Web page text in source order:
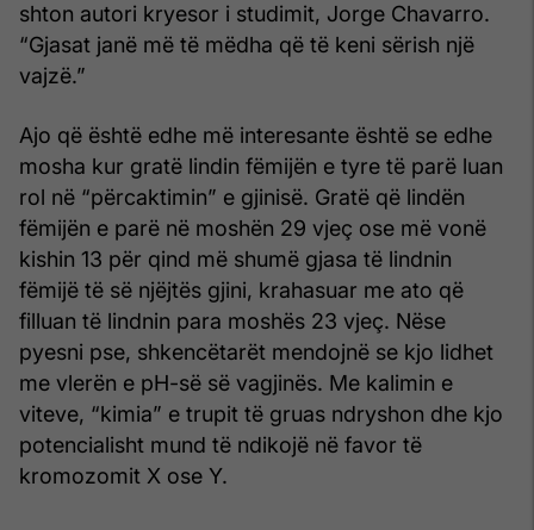
shton autori kryesor i studimit, Jorge Chavarro.
“Gjasat janë më të mëdha që të keni sërish një
vajzë.”
Ajo që është edhe më interesante është se edhe
mosha kur gratë lindin fëmijën e tyre të parë luan
rol në “përcaktimin” e gjinisë. Gratë që lindën
fëmijën e parë në moshën 29 vjeç ose më vonë
kishin 13 për qind më shumë gjasa të lindnin
fëmijë të së njëjtës gjini, krahasuar me ato që
filluan të lindnin para moshës 23 vjeç. Nëse
pyesni pse, shkencëtarët mendojnë se kjo lidhet
me vlerën e pH-së së vagjinës. Me kalimin e
viteve, “kimia” e trupit të gruas ndryshon dhe kjo
potencialisht mund të ndikojë në favor të
kromozomit X ose Y.